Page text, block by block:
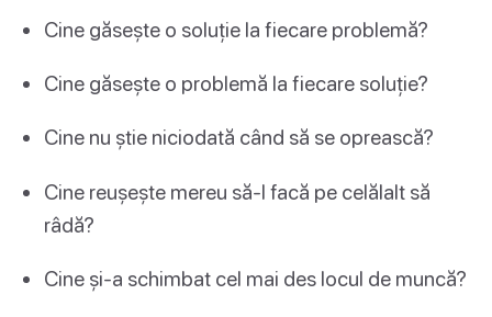
Cine găsește o soluție la fiecare problemă?
Cine găsește o problemă la fiecare soluție?
Cine nu știe niciodată când să se oprească?
Cine reușește mereu să-l facă pe celălalt să
râdă?
Cine și-a schimbat cel mai des locul de muncă?